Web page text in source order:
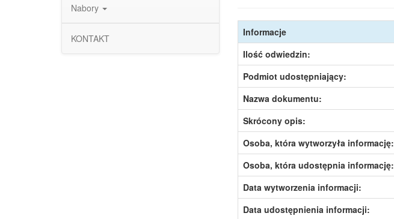
Nabory
KONTAKT
Informacje
Ilość odwiedzin:
Podmiot udostępniający:
Nazwa dokumentu:
Skrócony opis:
Osoba, która wytworzyła informację:
Osoba, która udostępnia informację:
Data wytworzenia informacji:
Data udostępnienia informacji: